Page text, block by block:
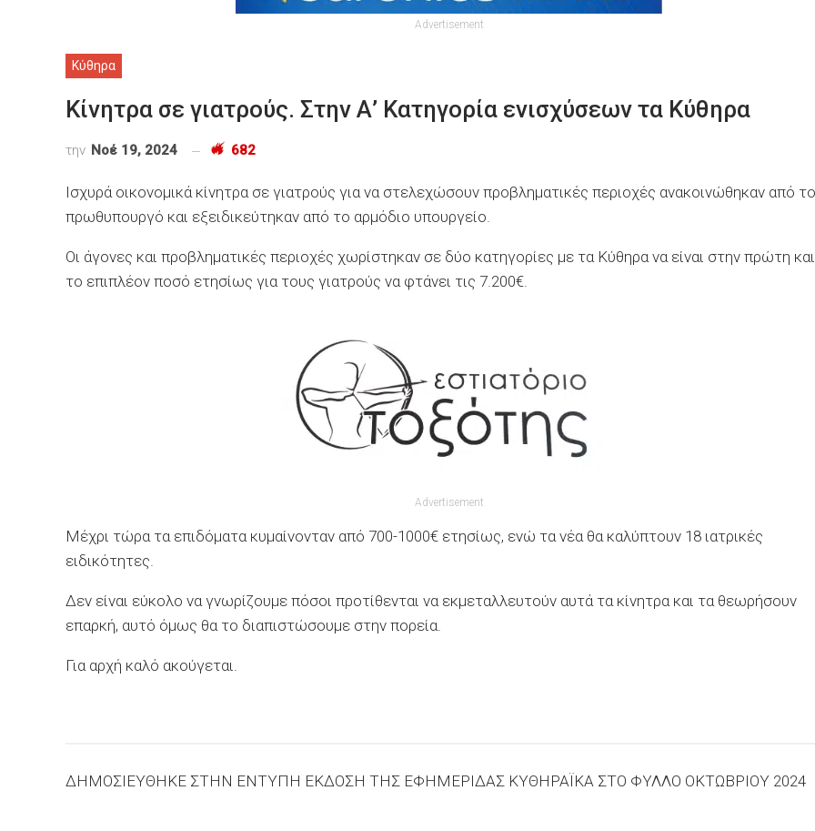
Advertisement
Κύθηρα
Κίνητρα σε γιατρούς. Στην Α’ Κατηγορία ενισχύσεων τα Κύθηρα
την Νοέ 19, 2024 682
Ισχυρά οικονομικά κίνητρα σε γιατρούς για να στελεχώσουν προβληματικές περιοχές ανακοινώθηκαν από
πρωθυπουργό και εξειδικεύτηκαν από το αρμόδιο υπουργείο.
Οι άγονες και προβληματικές περιοχές χωρίστηκαν σε δύο κατηγορίες με τα Κύθηρα να είναι στην πρώτη και
το επιπλέον ποσό ετησίως για τους γιατρούς να φτάνει τις 7.200€.
Advertisement
Μέχρι τώρα τα επιδόματα κυμαίνονταν από 700-1000€ ετησίως, ενώ τα νέα θα καλύπτουν 18 ιατρικές
ειδικότητες.
Δεν είναι εύκολο να γνωρίζουμε πόσοι προτίθενται να εκμεταλλευτούν αυτά τα κίνητρα και τα θεωρήσουν
επαρκή, αυτό όμως θα το διαπιστώσουμε στην πορεία.
Για αρχή καλό ακούγεται.
ΔΗΜΟΣΙΕΥΘΗΚΕ ΣΤΗΝ ΕΝΤΥΠΗ ΕΚΔΟΣΗ ΤΗΣ ΕΦΗΜΕΡΙΔΑΣ ΚΥΘΗΡΑΪΚΑ ΣΤΟ ΦΥΛΛΟ ΟΚΤΩΒΡΙΟΥ 2024